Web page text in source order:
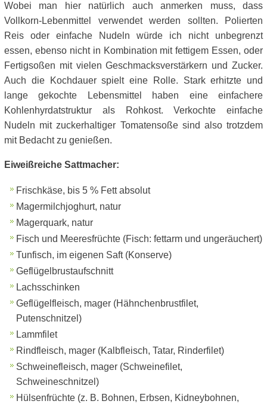
Wobei man hier natürlich auch anmerken muss, dass
Vollkorn-Lebenmittel verwendet werden sollten. Polierten
Reis oder einfache Nudeln würde ich nicht unbegrenzt
essen, ebenso nicht in Kombination mit fettigem Essen, oder
Fertigsoßen mit vielen Geschmacksverstärkern und Zucker.
Auch die Kochdauer spielt eine Rolle. Stark erhitzte und
lange gekochte Lebensmittel haben eine einfachere
Kohlenhyrdatstruktur als Rohkost. Verkochte einfache
Nudeln mit zuckerhaltiger Tomatensoße sind also trotzdem
mit Bedacht zu genießen.
Eiweißreiche Sattmacher:
Frischkäse, bis 5 % Fett absolut
Magermilchjoghurt, natur
Magerquark, natur
Fisch und Meeresfrüchte (Fisch: fettarm und ungeräuchert)
Tunfisch, im eigenen Saft (Konserve)
Geflügelbrustaufschnitt
Lachsschinken
Geflügelfleisch, mager (Hähnchenbrustfilet,
Putenschnitzel)
Lammfilet
Rindfleisch, mager (Kalbfleisch, Tatar, Rinderfilet)
Schweinefleisch, mager (Schweinefilet,
Schweineschnitzel)
Hülsenfrüchte (z. B. Bohnen, Erbsen, Kidneybohnen,